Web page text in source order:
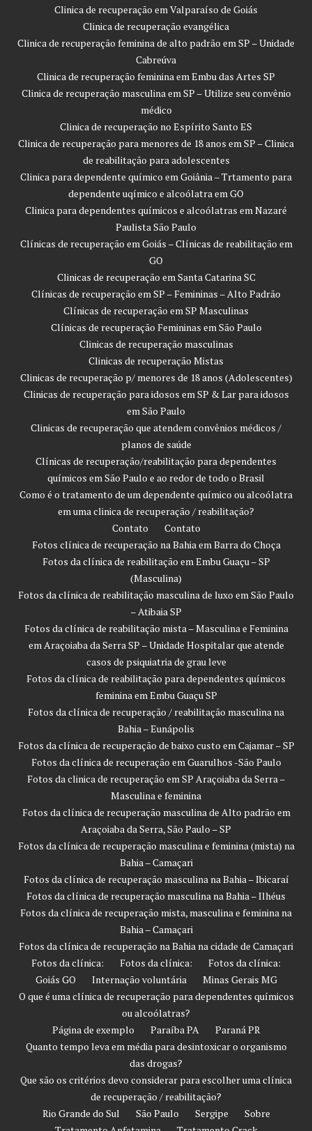
Clinica de recuperação em Valparaíso de Goiás
Clinica de recuperação evangélica
Clinica de recuperação feminina de alto padrão em SP – Unidade
Cabreúva
Clinica de recuperação feminina em Embu das Artes SP
Clinica de recuperação masculina em SP – Utilize seu convênio
médico
Clinica de recuperação no Espírito Santo ES
Clinica de recuperação para menores de 18 anos em SP – Clinica
de reabilitação para adolescentes
Clinica para dependente químico em Goiânia – Trtamento para
dependente uqímico e alcoólatra em GO
Clinica para dependentes químicos e alcoólatras em Nazaré
Paulista São Paulo
Clínicas de recuperação em Goiás – Clínicas de reabilitação em
GO
Clinicas de recuperação em Santa Catarina SC
Clínicas de recuperação em SP – Femininas – Alto Padrão
Clínicas de recuperação em SP Masculinas
Clínicas de recuperação Femininas em São Paulo
Clinicas de recuperação masculinas
Clinicas de recuperação Mistas
Clinicas de recuperação p/ menores de 18 anos (Adolescentes)
Clinicas de recuperação para idosos em SP & Lar para idosos
em São Paulo
Clinicas de recuperação que atendem convênios médicos /
planos de saúde
Clínicas de recuperação/reabilitação para dependentes
químicos em São Paulo e ao redor de todo o Brasil
Como é o tratamento de um dependente químico ou alcoólatra
em uma clinica de recuperação / reabilitação?
Contato
Contato
Fotos clínica de recuperação na Bahia em Barra do Choça
Fotos da clínica de reabilitação em Embu Guaçu – SP
(Masculina)
Fotos da clínica de reabilitação masculina de luxo em São Paulo
– Atibaia SP
Fotos da clínica de reabilitação mista – Masculina e Feminina
em Araçoiaba da Serra SP – Unidade Hospitalar que atende
casos de psiquiatria de grau leve
Fotos da clínica de reabilitação para dependentes químicos
feminina em Embu Guaçu SP
Fotos da clínica de recuperação / reabilitação masculina na
Bahia – Eunápolis
Fotos da clínica de recuperação de baixo custo em Cajamar – SP
Fotos da clínica de recuperação em Guarulhos -São Paulo
Fotos da clinica de recuperação em SP Araçoiaba da Serra –
Masculina e feminina
Fotos da clínica de recuperação masculina de Alto padrão em
Araçoiaba da Serra, São Paulo – SP
Fotos da clínica de recuperação masculina e feminina (mista) na
Bahia – Camaçari
Fotos da clínica de recuperação masculina na Bahia – Ibicaraí
Fotos da clínica de recuperação masculina na Bahia – Ilhéus
Fotos da clínica de recuperação mista, masculina e feminina na
Bahia – Camaçari
Fotos da clínica de recuperação na Bahia na cidade de Camaçari
Fotos da clínica:
Fotos da clínica:
Fotos da clínica:
Goiás GO
Internação voluntária
Minas Gerais MG
O que é uma clínica de recuperação para dependentes químicos
ou alcoólatras?
Página de exemplo
Paraíba PA
Paraná PR
Quanto tempo leva em média para desintoxicar o organismo
das drogas?
Que são os critérios devo considerar para escolher uma clínica
de recuperação / reabilitação?
Rio Grande do Sul
São Paulo Sergipe
Sobre